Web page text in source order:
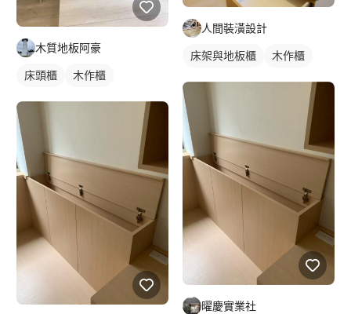
木質地板阿豪
床頭櫃 木作櫃
人間裝潢設計
床架與地板櫃 木作櫃
曜慶實業社